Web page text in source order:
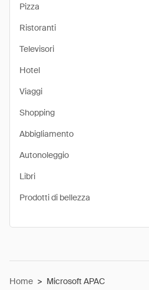
Pizza
Ristoranti
Televisori
Hotel
Viaggi
Shopping
Abbigliamento
Autonoleggio
Libri
Prodotti di bellezza
Home > Microsoft APAC